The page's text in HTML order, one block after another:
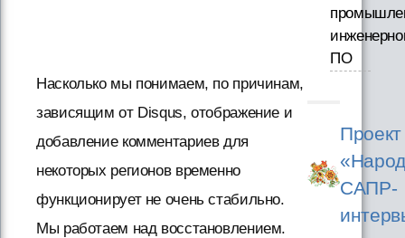
Насколько мы понимаем, по причинам,
зависящим от Disqus, отображение и
добавление комментариев для
некоторых регионов временно
функционирует не очень стабильно.
Мы работаем над восстановлением.
ПО
Проект
САПР-